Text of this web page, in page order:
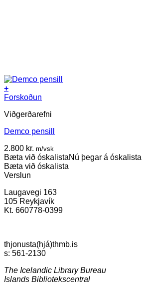
+
Forskoðun
Viðgerðarefni
Demco pensill
2.800 kr. m/vsk
Bæta við óskalistaNú þegar á óskalista
Bæta við óskalista
Verslun
Laugavegi 163
105 Reykjavík
Kt. 660778-0399
thjonusta(hjá)thmb.is
s: 561-2130
The Icelandic Library Bureau
Islands Bibliotekscentral